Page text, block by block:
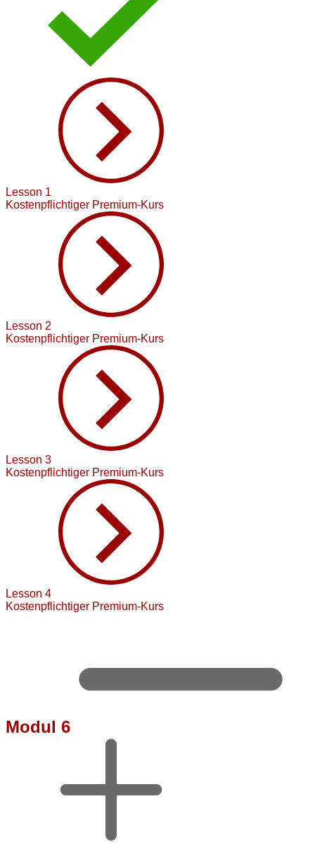
Lesson 1
Kostenpflichtiger Premium-Kurs
Lesson 2
Kostenpflichtiger Premium-Kurs
Lesson 3
Kostenpflichtiger Premium-Kurs
Lesson 4
Kostenpflichtiger Premium-Kurs
Modul 6